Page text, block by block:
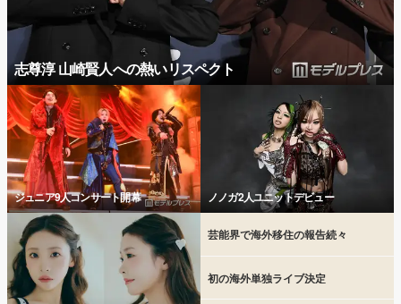
志尊淳 山崎賢人への熱いリスペクト
ジュニア9人コンサート開幕 ノノガ2人ユニットデビュー
芸能界で海外移住の報告続々
初の海外単独ライブ決定